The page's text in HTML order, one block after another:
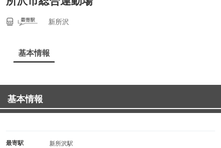
新所沢
基本情報
基本情報
最寄駅 新所沢駅